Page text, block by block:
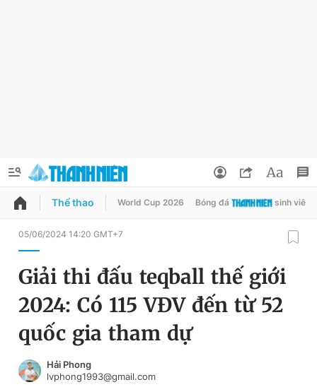
QUẢNG CÁO ĐẶT BÁO
Chuyên mục
Chuyên mục khác
Chào ngày mới
Đổi mật khẩu
Tin đã lưu
Tin đã xem
Thể thao World Cup 2026 Bóng đá sinh viên
05/06/2024 14:20 GMT+7
Giải thi đấu teqball thế giới
2024: Có 115 VĐV đến từ 52
quốc gia tham dự
Hải Phong
lvphong1993@gmail.com